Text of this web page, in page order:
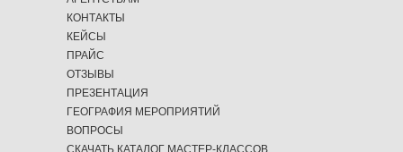
КОНТАКТЫ
КЕЙСЫ
ПРАЙС
ОТЗЫВЫ
ПРЕЗЕНТАЦИЯ
ГЕОГРАФИЯ МЕРОПРИЯТИЙ
ВОПРОСЫ
СКАЧАТЬ КАТАЛОГ МАСТЕР-КЛАССОВ